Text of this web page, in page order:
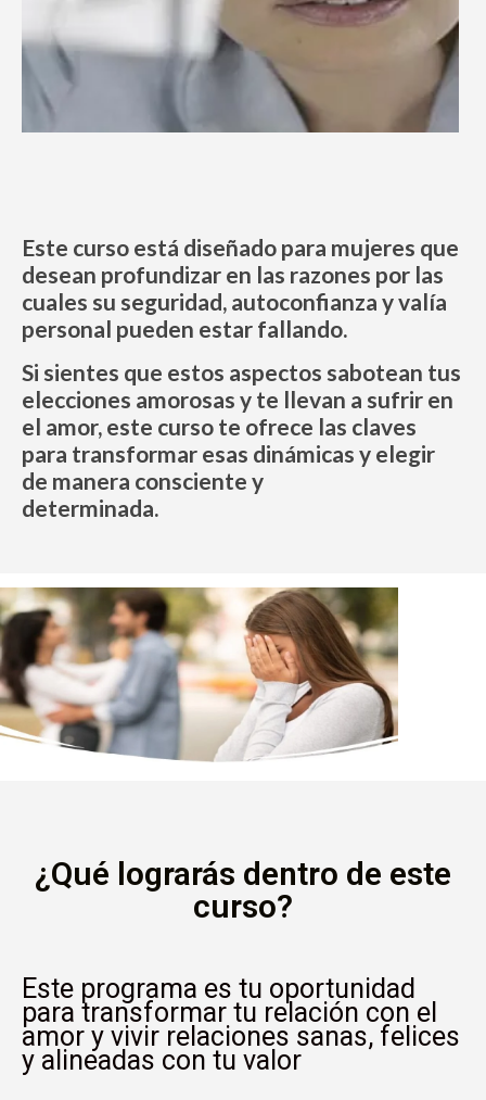
Este curso está diseñado para mujeres que
desean profundizar en las razones por las
cuales su seguridad, autoconfianza y valía
personal pueden estar fallando.
Si sientes que estos aspectos sabotean tus
elecciones amorosas y te llevan a sufrir en
el amor, este curso te ofrece las claves
para transformar esas dinámicas y elegir
de manera consciente y
determinada.
¿Qué lograrás dentro de este
curso?
Este programa es tu oportunidad
para transformar tu relación con el
amor y vivir relaciones sanas, felices
y alineadas con tu valor